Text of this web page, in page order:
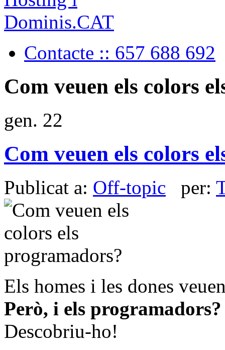
Contacte :: 657 688 692
Com veuen els colors
gen. 22
Com veuen els colors
Publicat a: Off-topic per:
Els homes i les dones
Però, i els programadors?
Descobriu-ho!